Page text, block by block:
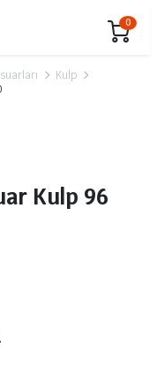
0
Kulp
Kulp 96